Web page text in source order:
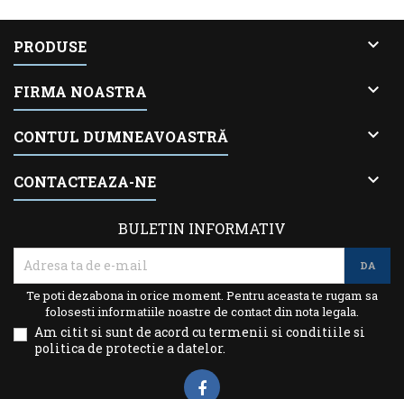
PRODUSE 
FIRMA NOASTRA 
CONTUL DUMNEAVOASTRĂ 
CONTACTEAZA-NE 
BULETIN INFORMATIV
Te poti dezabona in orice moment. Pentru aceasta te rugam sa
folosesti informatiile noastre de contact din nota legala.
Am citit si sunt de acord cu termenii si conditiile si
politica de protectie a datelor.